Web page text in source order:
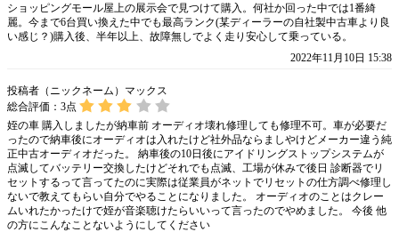
ショッピングモール屋上の展示会で見つけて購入。何社か回った中では1番綺
麗。今まで6台買い換えた中でも最高ランク(某ディーラーの自社製中古車より良
い感じ？)購入後、半年以上、故障無しでよく走り安心して乗っている。
2022年11月10日 15:38
投稿者（ニックネーム）マックス
総合評価： 3点
姪の車 購入しましたが納車前 オーディオ壊れ修理しても修理不可。車が必要だ
ったので納車後にオーディオは入れたけど社外品ならましやけどメーカー違う純
正中古オーディオだった。 納車後の10日後にアイドリングストップシステムが
点滅してバッテリー交換したけどそれでも点滅、工場が休みで後日 診断器でリ
セットするって言ってたのに実際は従業員がネットでリセットの仕方調べ修理し
ないで教えてもらい自分でやることになりました。 オーディオのことはクレー
ムいれたかったけで姪が音楽聴けたらいいって言ったのでやめました。 今後 他
の方にこんなことないようにしてください